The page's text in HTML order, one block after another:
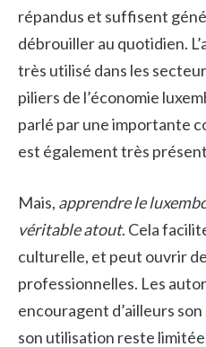
répandus et suffisent
débrouiller au quotidien.
très utilisé dans les
piliers de l’économie
parlé par une importante
est également très
Mais, apprendre le
véritable atout. Cela
culturelle, et peut ouvrir
professionnelles. Les
encouragent d’ailleurs
son utilisation reste